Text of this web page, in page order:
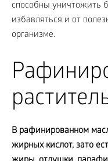
способны уничтожить
избавляться и от
организме.
В рафинированном
жирных кислот, зато